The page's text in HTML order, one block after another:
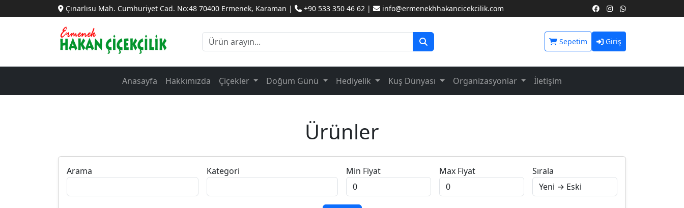
Çınarlısu Mah. Cumhuriyet Cad. No:48 70400 Ermenek, Karaman | +90 533 350 46 62 | info@ermenekhhakancicekcilik.com
Sepetim Giriş
Anasayfa Hakkımızda Çiçekler Doğum Günü Hediyelik Kuş Dünyası Organizasyonlar İletişim
Ürünler
Arama Kategori Min Fiyat Max Fiyat Sırala